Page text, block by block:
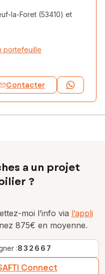
la-Foret (53410) et
portefeuille
Contacter
a un projet
?
moi l’info via l’appli
875€ en moyenne.
:832667
Connect